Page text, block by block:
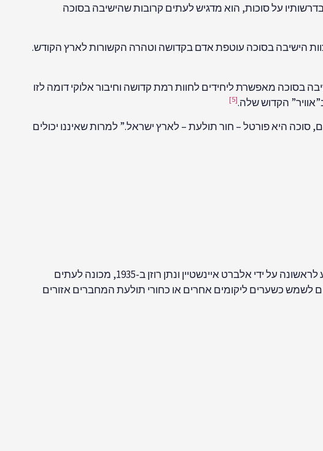
על סוכות, הוא מדגיש לעתים קרובות שהישיבה בסוכה
הישיבה בסוכה עוטפת אדם בקדושה וטהרה הקשורות לארץ הקודש.
מאפשרת ליחידים לחוות רמת קדושה וחיבור אלוקי דומה לזו
הקדוש שלה.[5]
היא פורטל – חור תולעת – לארץ ישראל.” למרות שאיננו יכולים
חורי תולעת הם קיצורי דרך היפותטיים דרך המרחב-זמן שיכולים לחבר שני אזורים מרוחקים של היקום. רעיון זה, שהוצע לראשונה על ידי אלברט איינשטיין ונתן רוזן ב-1935, מכונה לעתים
לשמש כשערים ליקומים אחרים או כחורי תולעת המחברים אזורים